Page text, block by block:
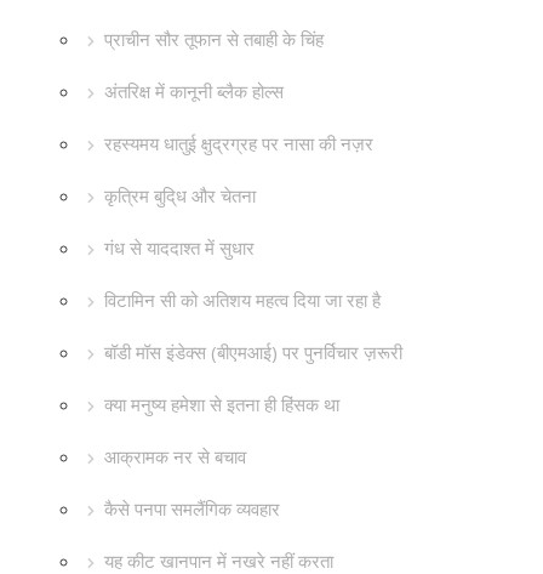
प्राचीन सौर तूफान से तबाही के चिंह
अंतरिक्ष में कानूनी ब्लैक होल्स
रहस्यमय धातुई क्षुद्रग्रह पर नासा की नज़र
कृत्रिम बुदि्ध और चेतना
गंध से याददाश्त में सुधार
विटामिन सी को अतिशय महत्व दिया जा रहा है
बॉडी मॉस इंडेक्स (बीएमआई) पर पुनर्विचार ज़रूरी
क्या मनुष्य हमेशा से इतना ही हिंसक था
आक्रामक नर से बचाव
कैसे पनपा समलैंगिक व्यवहार
यह कीट खानपान में नखरे नहीं करता